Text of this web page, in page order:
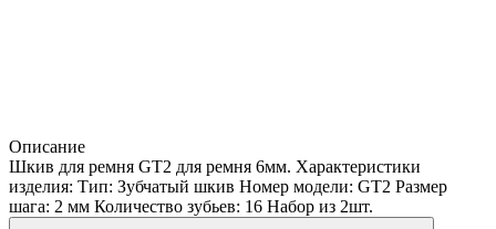
Описание
Шкив для ремня GT2 для ремня 6мм. Характеристики
изделия: Тип: Зубчатый шкив Номер модели: GT2 Размер
шага: 2 мм Количество зубьев: 16 Набор из 2шт.